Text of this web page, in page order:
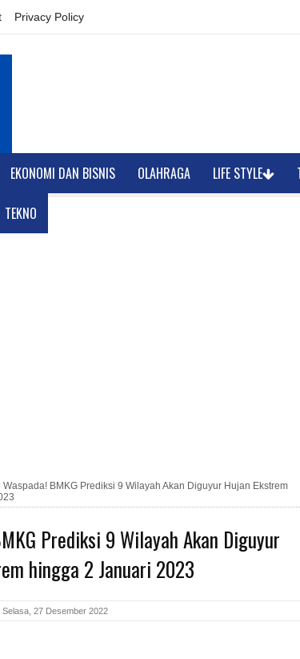
Privacy Policy
EKONOMI DAN BISNIS OLAHRAGA LIFE STYLE
TEKNO
Waspada! BMKG Prediksi 9 Wilayah Akan Diguyur Hujan Ekstrem
Prediksi 9 Wilayah Akan Diguyur
hingga 2 Januari 2023
Selasa, 27 Desember 2022